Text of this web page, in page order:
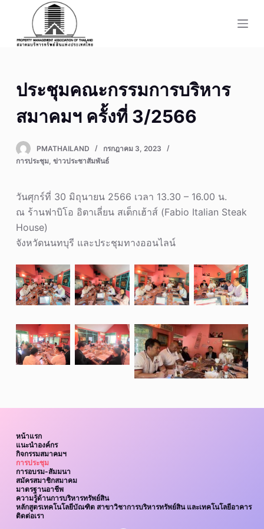
o
o
e
ประชุมคณะกรรมการบริหาร
สมาคมฯ ครั้งที่ 3/2566
PMATHAILAND
กรกฎาคม 3, 2023
การประชุม, ข่าวประชาสัมพันธ์
วันศุกร์ที่ 30 มิถุนายน 2566 เวลา 13.30 – 16.00 น.
ณ ร้านฟาบิโอ อิตาเลี่ยน สเต็กเฮ้าส์ (Fabio Italian Steak
House)
จังหวัดนนทบุรี และประชุมทางออนไลน์
No
Caption
No
Caption
No
Caption
No
Caption
No
Caption
No
Caption
No Caption
หน้าแรก
แนะนำองค์กร
กิจกรรมสมาคมฯ
การประชุม
การอบรม-สัมมนา
สมัครสมาชิกสมาคม
มาตรฐานอาชีพ
ความรู้ด้านการบริหารทรัพย์สิน
หลักสูตรเทคโนโลยีบัณฑิต สาขาวิชาการบริหารทรัพย์สิน และเทคโนโลยีอาคาร
ติดต่อเรา